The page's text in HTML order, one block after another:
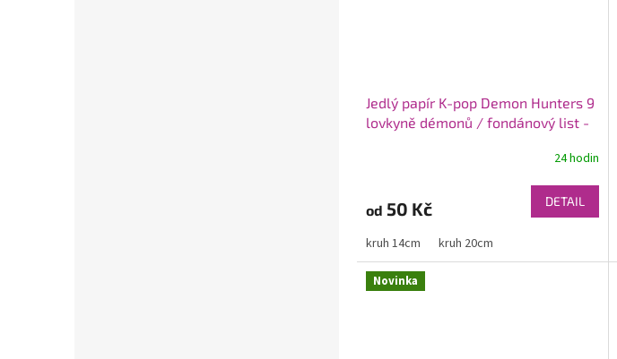
Jedlý papír K-pop Demon Hunters 9
lovkyně démonů / fondánový list -
24 hodin
od 50 Kč DETAIL
kruh 14cm kruh 20cm
Novinka